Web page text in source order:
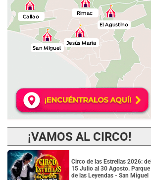
¡VAMOS AL CIRCO!
Circo de las Estrellas 2026: del
15 Julio al 30 Agosto. Parque
de las Leyendas - San Miguel